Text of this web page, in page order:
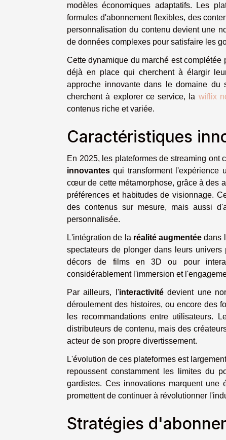
modèles économiques adaptatifs. Les
formules d'abonnement flexibles, des
personnalisation du contenu devient une
de données complexes pour satisfaire les
Cette dynamique du marché est
déjà en place qui cherchent à élargir
approche innovante dans le domaine du
cherchent à explorer ce service, la wiflix
contenus riche et variée.
Caractéristiques
En 2025, les plateformes de streaming ont
innovantes qui transforment l'expérience
cœur de cette métamorphose, grâce à des
préférences et habitudes de visionnage.
des contenus sur mesure, mais aussi
personnalisée.
L'intégration de la réalité augmentée dans
spectateurs de plonger dans leurs
décors de films en 3D ou pour
considérablement l'immersion et
Par ailleurs, l'interactivitédevient une
déroulement des histoires, ou encore des
les recommandations entre utilisateurs.
distributeurs de contenu, mais des
acteur de son propre divertissement.
L'évolution de ces plateformes est
repoussent constamment les limites du
gardistes. Ces innovations marquent
promettent de continuer à révolutionner
Stratégies